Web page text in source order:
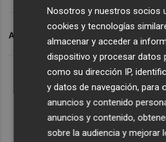
ARCHIVADO EN
Nosotros y nuestros socios
cookies y tecnologías
almacenar y acceder a
dispositivo y procesar datos
como su dirección IP,
y datos de navegación, para
anuncios y contenido
anuncios y contenido,
sobre la audiencia y mejorar